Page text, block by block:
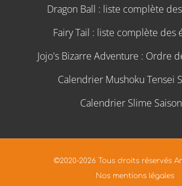
Dragon Ball : liste complète
Fairy Tail : liste complète des
Jojo's Bizarre Adventure : Ordre
Calendrier Mushoku Tensei
Calendrier Slime
©2020-2026 Tous droits réservés
Nos mentions légales